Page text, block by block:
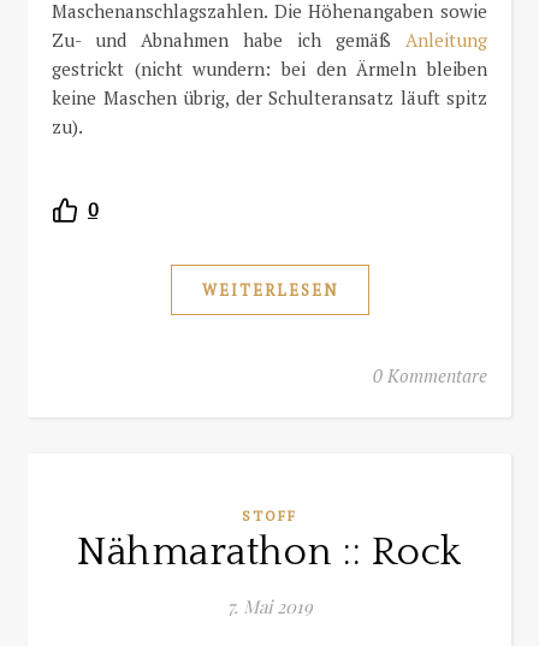
Maschenanschlagszahlen. Die Höhenangaben sowie
Zu- und Abnahmen habe ich gemäß Anleitung
gestrickt (nicht wundern: bei den Ärmeln bleiben
keine Maschen übrig, der Schulteransatz läuft spitz
zu).
0
WEITERLESEN
0 Kommentare
STOFF
Nähmarathon :: Rock
7. Mai 2019